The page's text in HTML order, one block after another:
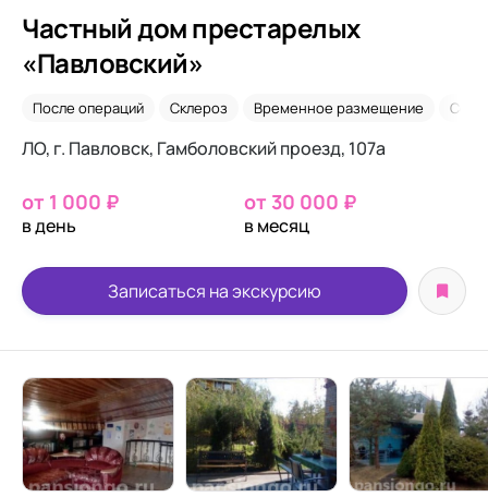
Частный дом престарелых
«Павловский»
После операций Склероз Временное размещение Со
ЛО, г. Павловск, Гамболовский проезд, 107а
от 1 000 ₽
в день
от 30 000 ₽
в месяц
Записаться на экскурсию